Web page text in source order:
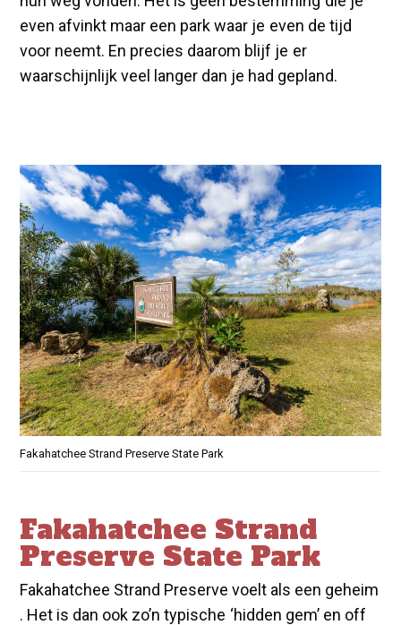
even afvinkt maar een park waar je even de tijd
voor neemt. En precies daarom blijf je er
waarschijnlijk veel langer dan je had gepland.
Fakahatchee Strand Preserve State Park
Fakahatchee Strand
Preserve State Park
Fakahatchee Strand Preserve voelt als een geheim
. Het is dan ook zo’n typische ‘hidden gem’ en off